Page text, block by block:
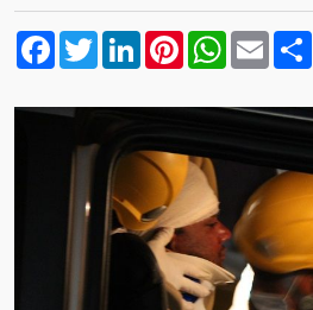
Facebook
TwitterLinkedInPinterestWhatsApp
Email